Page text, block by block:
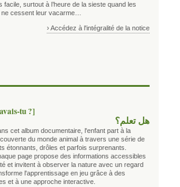
facile, surtout à l’heure de la sieste quand les
ne cessent leur vacarme…
› Accédez à l'intégralité de la notice
tu ?]
هل تعلم؟
cet album documentaire, l'enfant part à la
du monde animal à travers une série de
étonnants, drôles et parfois surprenants.
page propose des informations accessibles
et invitent à observer la nature avec un regard
l'apprentissage en jeu grâce à des
et à une approche interactive.